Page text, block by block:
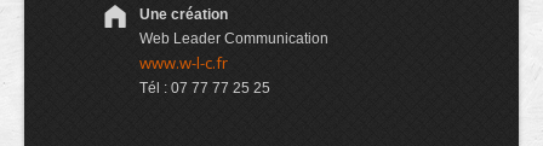
Une création
Web Leader Communication
www.w-l-c.fr
Tél : 07 77 77 25 25